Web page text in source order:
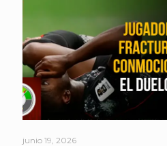
junio 19, 2026